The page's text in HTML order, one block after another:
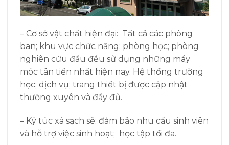
– Cơ sở vật chất hiện đại: Tất cả các phòng
ban; khu vực chức năng; phòng học; phòng
nghiên cứu đầu đều sử dụng những máy
móc tân tiến nhất hiện nay. Hệ thống trường
học; dịch vụ; trang thiết bị được cập nhật
thường xuyên và đầy đủ.
– Ký túc xá sạch sẽ; đảm bảo nhu cầu sinh viên
và hỗ trợ việc sinh hoạt; học tập tối đa.